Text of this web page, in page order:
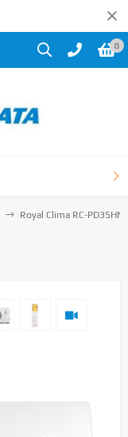
0
Royal Clima RC-PD35HN